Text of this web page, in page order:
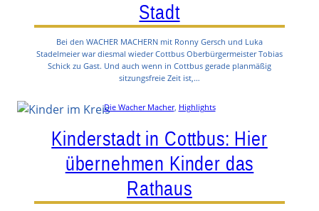
Stadt
Bei den WACHER MACHERN mit Ronny Gersch und Luka
Stadelmeier war diesmal wieder Cottbus Oberbürgermeister Tobias
Schick zu Gast. Und auch wenn in Cottbus gerade planmäßig
sitzungsfreie Zeit ist,…
Die Wacher Macher, Highlights
Kinderstadt in Cottbus: Hier
übernehmen Kinder das
Rathaus